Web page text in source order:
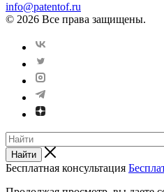
info@patentof.ru
© 2026 Все права защищены.
Найти
Бесплатная консультация